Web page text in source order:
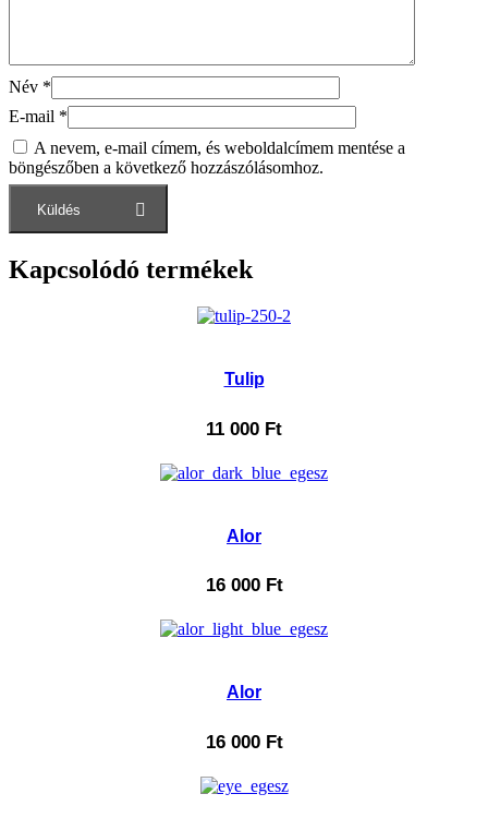
Név *
E-mail *
A nevem, e-mail címem, és weboldalcímem mentése a
böngészőben a következő hozzászólásomhoz.
Kapcsolódó termékek
Tulip
11 000 Ft
Alor
16 000 Ft
Alor
16 000 Ft